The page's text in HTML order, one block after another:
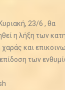
23/6 , θα
η λήξη των
και
επίδοση των